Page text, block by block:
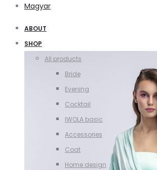
Magyar
ABOUT
SHOP
All products
Bride
Evening
Cocktail
IWOLA basic
Accessories
Coat
Home design